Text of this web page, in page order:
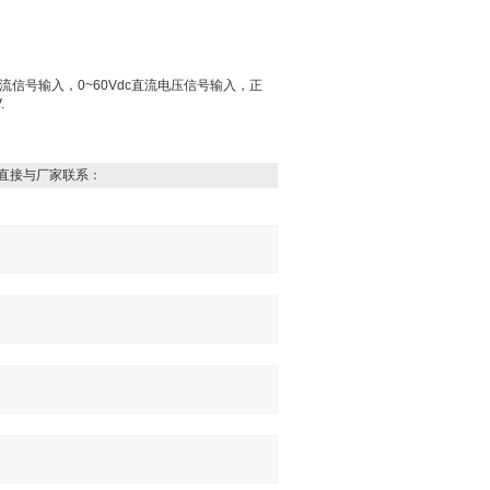
信号输入，0~60Vdc直流电压信号输入，正
接与厂家联系：